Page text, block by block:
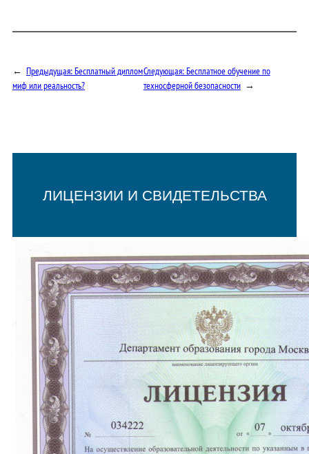
← Предыдущая:Бесплатный диплом
миф или реальность?
Следующая:Бесплатное обучение по
техносферной безопасности →
ЛИЦЕНЗИИ И СВИДЕТЕЛЬСТВА